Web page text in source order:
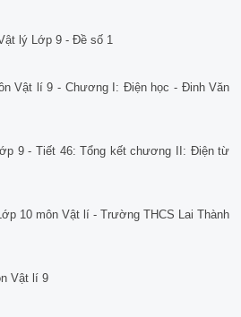
lý Lớp 9 - Đề số 1
Vật lí 9 - Chương I: Điện học - Đinh Văn
9 - Tiết 46: Tổng kết chương II: Điện từ
10 môn Vật lí - Trường THCS Lai Thành
Vật lí 9